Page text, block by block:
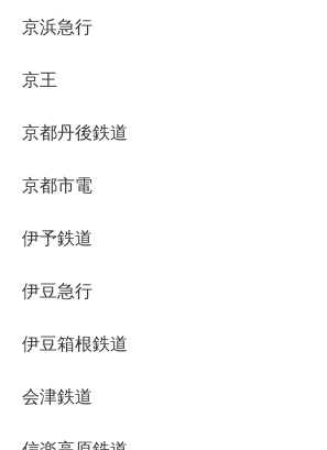
京浜急行
京王
京都丹後鉄道
京都市電
伊予鉄道
伊豆急行
伊豆箱根鉄道
会津鉄道